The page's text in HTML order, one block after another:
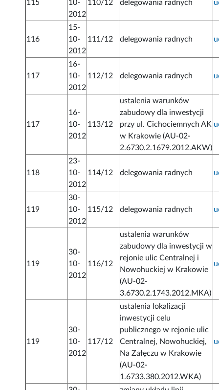
115
10-
2012
110/12 delegowania radnych
116
15-
10-
2012
111/12 delegowania radnych
117
16-
10-
2012
112/12 delegowania radnych
117
16-
10-
2012
113/12
ustalenia warunków
zabudowy dla inwestycji
przy ul. Cichociemnych AK
w Krakowie (AU-02-
2.6730.2.1679.2012.AKW)
118
23-
10-
2012
114/12 delegowania radnych
119
30-
10-
2012
115/12 delegowania radnych
119
30-
10-
2012
116/12
ustalenia warunków
zabudowy dla inwestycji w
rejonie ulic Centralnej i
Nowohuckiej w Krakowie
(AU-02-
3.6730.2.1743.2012.MKA)
119
30-
10-
2012
117/12
ustalenia lokalizacji
inwestycji celu
publicznego w rejonie ulic
Centralnej, Nowohuckiej,
Na Załęczu w Krakowie
(AU-02-
1.6733.380.2012.WKA)